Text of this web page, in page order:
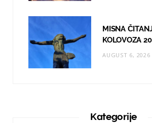
MISNA
KOLOVOZA
AUGUST 6, 2026
Kategorije